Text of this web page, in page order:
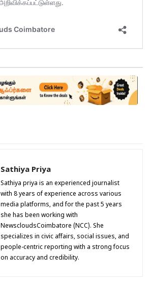
Sathiya Priya
Sathiya priya is an experienced journalist
with 8 years of experience across various
media platforms, and for the past 5 years
she has been working with
NewscloudsCoimbatore (NCC). She
specializes in civic affairs, social issues, and
people-centric reporting with a strong focus
on accuracy and credibility.